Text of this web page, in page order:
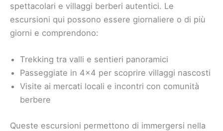
spettacolari e villaggi berberi autentici. Le
escursioni qui possono essere giornaliere o di più
giorni e comprendono:
Trekking tra valli e sentieri panoramici
Passeggiate in 4×4 per scoprire villaggi nascosti
Visite ai mercati locali e incontri con comunità
berbere
Queste escursioni permettono di immergersi nella